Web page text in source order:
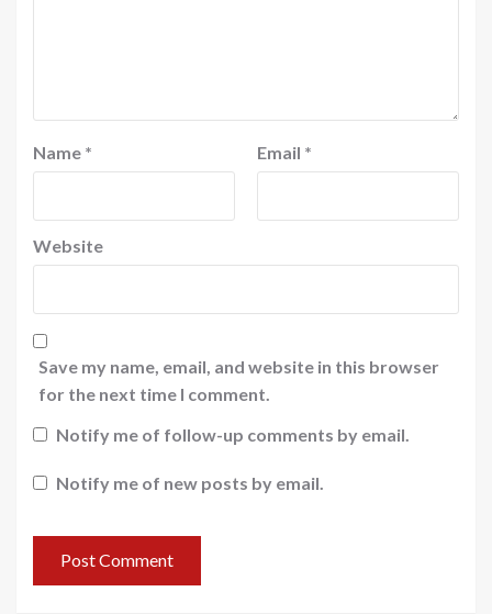
Name * Email *
Website
Save my name, email, and website in this browser
for the next time I comment.
Notify me of follow-up comments by email.
Notify me of new posts by email.